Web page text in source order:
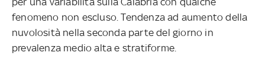
fenomeno non escluso. Tendenza ad aumento della
nuvolosità nella seconda parte del giorno in
prevalenza medio alta e stratiforme.